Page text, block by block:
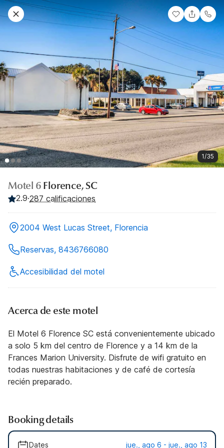
1/35
Motel 6 Florence, SC
2.9·287 calificaciones
2004 West Lucas Street, Florencia
Reservas, 8436766080
Accesibilidad del motel
Acerca de este motel
El Motel 6 Florence SC está convenientemente ubicado
a solo 5 km del centro de Florence y a 14 km de la
Frances Marion University. Disfrute de wifi gratuito en
todas nuestras habitaciones y de café de cortesía
recién preparado.
Booking details
Dates jue., ago 6 - jue., ago 13